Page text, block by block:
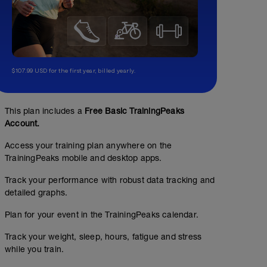
$107.99 USD for the first year, billed yearly.
This plan includes a Free Basic TrainingPeaks
Account.
Access your training plan anywhere on the
TrainingPeaks mobile and desktop apps.
Track your performance with robust data tracking and
detailed graphs.
Plan for your event in the TrainingPeaks calendar.
Track your weight, sleep, hours, fatigue and stress
while you train.